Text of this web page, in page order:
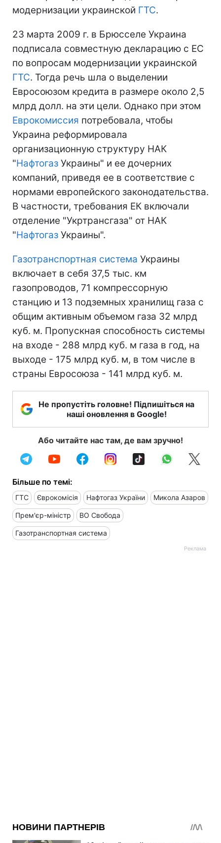
модернизации украинской ГТС.
23 марта 2009 г. в Брюсселе Украина
подписала совместную декларацию с ЕС
по вопросам модернизации украинской
ГТС. Тогда речь шла о выделении
Евросоюзом кредита в размере около 2,5
млрд долл. на эти цели. Однако при этом
Еврокомиссия потребовала, чтобы
Украина реформировала
организационную структуру НАК
"Нафтогаз Украины" и ее дочерних
компаний, приведя ее в соответствие с
нормами европейского законодательства.
В частности, требования ЕК включали
отделение "Укртрансгаза" от НАК
"Нафтогаз Украины".
Газотранспортная система Украины
включает в себя 37,5 тыс. км
газопроводов, 71 компрессорную
станцию и 13 подземных хранилищ газа с
общим активным объемом газа 32 млрд
куб. м. Пропускная способность системы
на входе - 288 млрд куб. м газа в год, на
выходе - 175 млрд куб. м, в том числе в
страны Евросоюза - 141 млрд куб. м.
Не пропустіть головне! Підпишіться на
наші оновлення в Google!
Або читайте нас там, де вам зручно!
Більше по темі:
ГТС Єврокомісія Нафтогаз України Микола Азаров
Прем'єр-міністр ВО Свобода
Газотранспортная система